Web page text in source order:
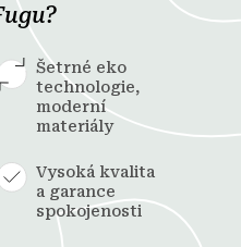
Šetrné eko
technologie,
moderní
materiály
Vysoká kvalita
a garance
spokojenosti